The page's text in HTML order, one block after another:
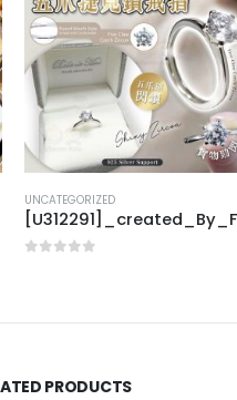
UNCATEGORIZED
PRODUCTS